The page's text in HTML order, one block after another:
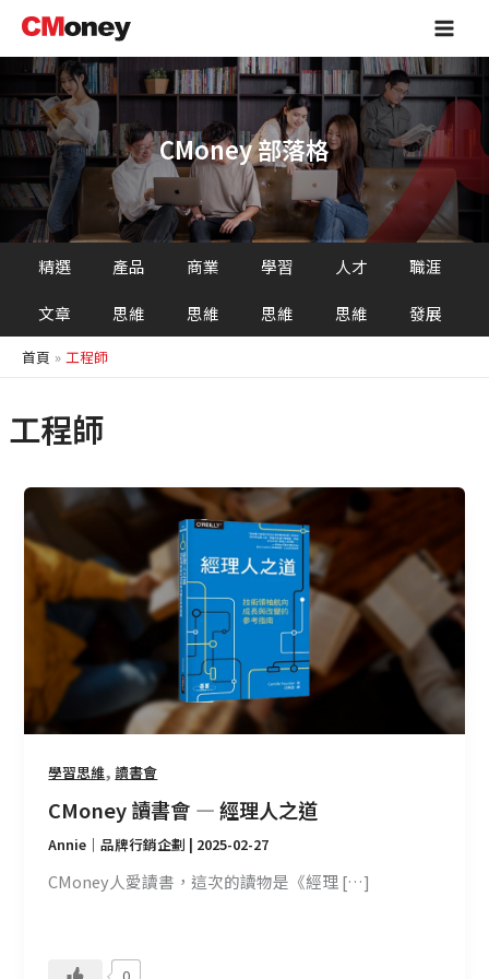
主
容
Main
CMoney 部落格
精選
文章
產品
思維
商業
思維
學習
思維
人才
思維
職涯
發展
首頁 工程師
工程師
學習思維,讀書會
CMoney 讀書會 — 經理人之道
Annie｜品牌行銷企劃 | 2025-02-27
CMoney人愛讀書，這次的讀物是《經理 […]
CMoney
書
會
—
經
之
道